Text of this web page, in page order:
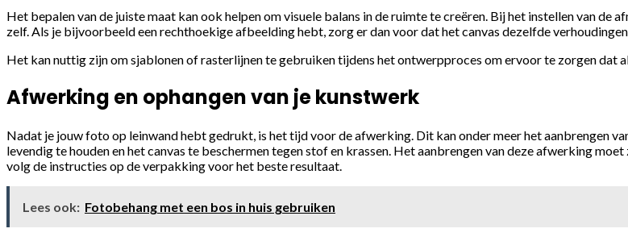
Het bepalen van de juiste maat kan ook helpen om visuele balans in de ruimte te creëren. Bij het instellen van
zelf. Als je bijvoorbeeld een rechthoekige afbeelding hebt, zorg er dan voor dat het canvas dezelfde
Het kan nuttig zijn om sjablonen of rasterlijnen te gebruiken tijdens het ontwerpproces om ervoor te zorgen dat
Afwerking en ophangen van je kunstwerk
Nadat je jouw foto op leinwand hebt gedrukt, is het tijd voor de afwerking. Dit kan onder meer het aanbrengen
levendig te houden en het canvas te beschermen tegen stof en krassen. Het aanbrengen van deze afwerking
volg de instructies op de verpakking voor het beste resultaat.
Lees ook: Fotobehang met een bos in huis gebruiken